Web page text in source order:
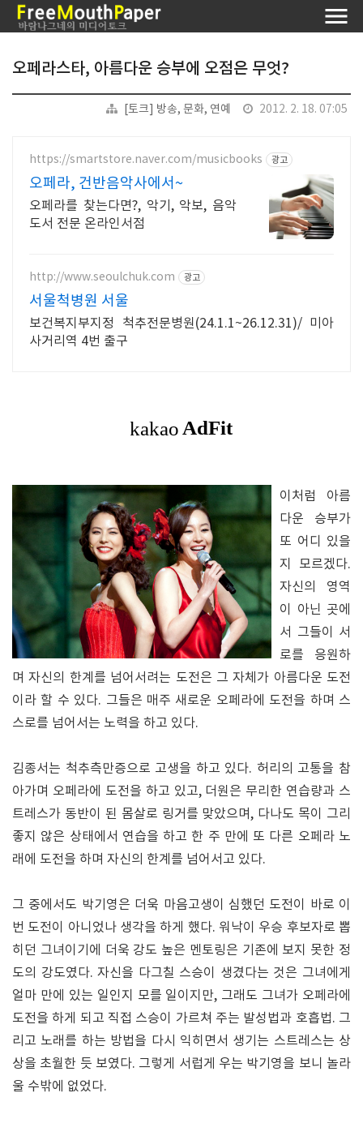
오페라스타, 아름다운 승부에 오점은 무엇?
[토크] 방송, 문화, 연예 2012. 2. 18. 07:05
https://smartstore.naver.com/musicbooks 광고
오페라, 건반음악사에서~
오페라를 찾는다면?, 악기, 악보, 음악
도서 전문 온라인서점
http://www.seoulchuk.com 광고
서울척병원 서울
보건복지부지정 척추전문병원(24.1.1~26.12.31)/ 미아
사거리역 4번 출구
이처럼 아름
다운 승부가
또 어디 있을
지 모르겠다.
자신의 영역
이 아닌 곳에
서 그들이 서
로를 응원하
며 자신의 한계를 넘어서려는 도전은 그 자체가 아름다운 도전
이라 할 수 있다. 그들은 매주 새로운 오페라에 도전을 하며 스
스로를 넘어서는 노력을 하고 있다.
김종서는 척추측만증으로 고생을 하고 있다. 허리의 고통을 참
아가며 오페라에 도전을 하고 있고, 더원은 무리한 연습량과 스
트레스가 동반이 된 몸살로 링거를 맞았으며, 다나도 목이 그리
좋지 않은 상태에서 연습을 하고 한 주 만에 또 다른 오페라 노
래에 도전을 하며 자신의 한계를 넘어서고 있다.
그 중에서도 박기영은 더욱 마음고생이 심했던 도전이 바로 이
번 도전이 아니었나 생각을 하게 했다. 워낙이 우승 후보자로 뽑
히던 그녀이기에 더욱 강도 높은 멘토링은 기존에 보지 못한 정
도의 강도였다. 자신을 다그칠 스승이 생겼다는 것은 그녀에게
얼마 만에 있는 일인지 모를 일이지만, 그래도 그녀가 오페라에
도전을 하게 되고 직접 스승이 가르쳐 주는 발성법과 호흡법. 그
리고 노래를 하는 방법을 다시 익히면서 생기는 스트레스는 상
상을 초월한 듯 보였다. 그렇게 서럽게 우는 박기영을 보니 놀라
울 수밖에 없었다.